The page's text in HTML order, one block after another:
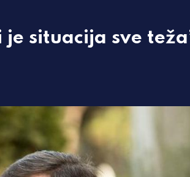
situacija sve